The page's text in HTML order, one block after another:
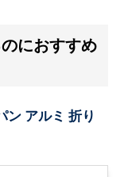
におすすめ
ン アルミ 折り